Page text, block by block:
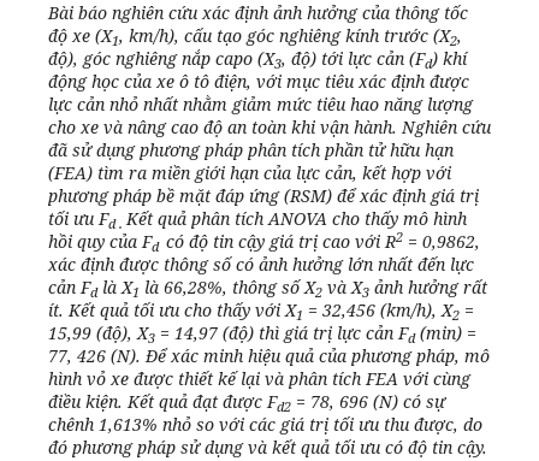
Bài báo nghiên cứu xác định ảnh hưởng của thông tốc
độ xe (X1, km/h), cấu tạo góc nghiêng kính trước (X2,
độ), góc nghiêng nắp capo (X3, độ) tới lực cản (Fd) khí
động học của xe ô tô điện, với mục tiêu xác định được
lực cản nhỏ nhất nhằm giảm mức tiêu hao năng lượng
cho xe và nâng cao độ an toàn khi vận hành. Nghiên cứu
đã sử dụng phương pháp phân tích phần tử hữu hạn
(FEA) tìm ra miền giới hạn của lực cản, kết hợp với
phương pháp bề mặt đáp ứng (RSM) để xác định giá trị
tối ưu Fd .Kết quả phân tích ANOVA cho thấy mô hình
hồi quy của Fd có độ tin cậy giá trị cao với R2= 0,9862,
xác định được thông số có ảnh hưởng lớn nhất đến lực
cản Fdlà X1 là 66,28%, thông số X2và X3ảnh hưởng rất
ít. Kết quả tối ưu cho thấy với X1 = 32,456 (km/h), X2=
15,99 (độ), X3= 14,97 (độ) thì giá trị lực cản Fd(min) =
77, 426 (N). Để xác minh hiệu quả của phương pháp, mô
hình vỏ xe được thiết kế lại và phân tích FEA với cùng
điều kiện. Kết quả đạt được Fd2= 78, 696 (N) có sự
chênh 1,613% nhỏ so với các giá trị tối ưu thu được, do
đó phương pháp sử dụng và kết quả tối ưu có độ tin cậy.